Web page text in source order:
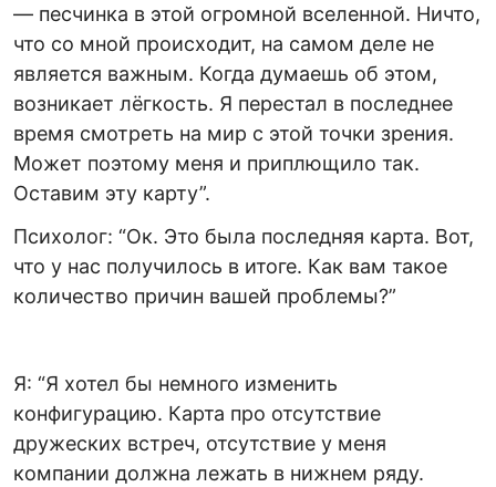
— песчинка в этой огромной вселенной. Ничто,
что со мной происходит, на самом деле не
является важным. Когда думаешь об этом,
возникает лёгкость. Я перестал в последнее
время смотреть на мир с этой точки зрения.
Может поэтому меня и приплющило так.
Оставим эту карту”.
Психолог: “Ок. Это была последняя карта. Вот,
что у нас получилось в итоге. Как вам такое
количество причин вашей проблемы?”
Я: “Я хотел бы немного изменить
конфигурацию. Карта про отсутствие
дружеских встреч, отсутствие у меня
компании должна лежать в нижнем ряду.